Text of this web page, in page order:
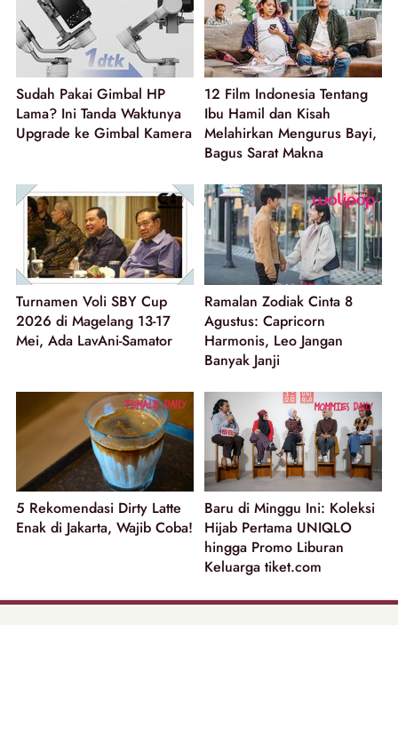
Sudah Pakai Gimbal HP
Lama? Ini Tanda Waktunya
Upgrade ke Gimbal Kamera
12 Film Indonesia Tentang
Ibu Hamil dan Kisah
Melahirkan Mengurus Bayi,
Bagus Sarat Makna
Turnamen Voli SBY Cup
2026 di Magelang 13-17
Mei, Ada LavAni-Samator
Ramalan Zodiak Cinta 8
Agustus: Capricorn
Harmonis, Leo Jangan
Banyak Janji
5 Rekomendasi Dirty Latte
Enak di Jakarta, Wajib Coba!
Baru di Minggu Ini: Koleksi
Hijab Pertama UNIQLO
hingga Promo Liburan
Keluarga tiket.com